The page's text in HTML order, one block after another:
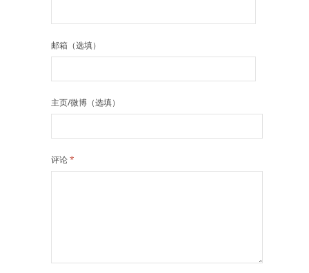
邮箱（选填）
主页/微博（选填）
评论*